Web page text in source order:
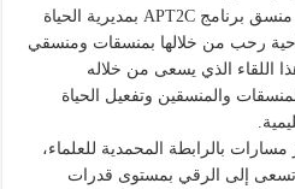
افتتح الاستاذ عبد الرحيم العيادي منسق برنامج APT2C بمديرية الحياة
رحب من خلالها بمنسقات ومنسقي
اللقاء الذي يسعى من خلاله
والمنسقين وتفعيل الحياة
بالرابطة المحمدية للعلماء،
تسعى إلى الرقي بمستوى قدرات